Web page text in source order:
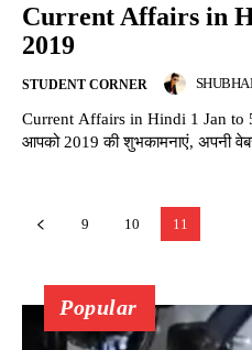
Current Affairs in
2019
STUDENT CORNER
Current Affairs in Hindi 1 Jan to
आपको 2019 की शुभकामनाएं, अपनी
9 10 11
Popular